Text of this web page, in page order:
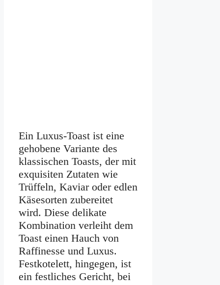
Ein Luxus-Toast ist eine
gehobene Variante des
klassischen Toasts, der mit
exquisiten Zutaten wie
Trüffeln, Kaviar oder edlen
Käsesorten zubereitet
wird. Diese delikate
Kombination verleiht dem
Toast einen Hauch von
Raffinesse und Luxus.
Festkotelett, hingegen, ist
ein festliches Gericht, bei